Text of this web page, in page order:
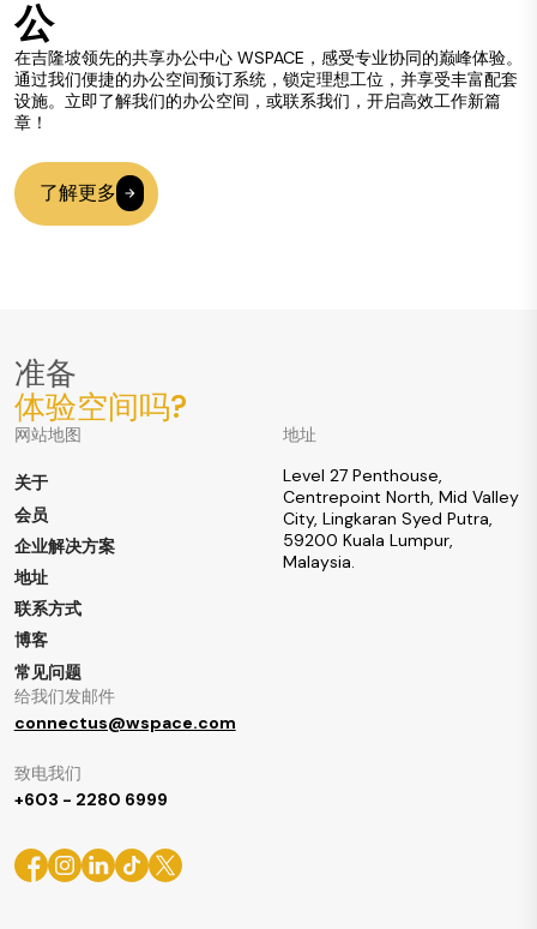
公
在吉隆坡领先的共享办公中心 WSPACE，感受专业协同的巅峰体验。
通过我们便捷的办公空间预订系统，锁定理想工位，并享受丰富配套
设施。立即了解我们的办公空间，或联系我们，开启高效工作新篇
章！
了解更多
准备
体验空间吗?
网站地图
关于
会员
企业解决方案
地址
联系方式
博客
常见问题
地址
Level 27 Penthouse,
Centrepoint North, Mid Valley
City, Lingkaran Syed Putra,
59200 Kuala Lumpur,
Malaysia.
给我们发邮件
connectus@wspace.com
致电我们
+603 - 2280 6999